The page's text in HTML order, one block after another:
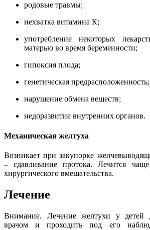
родовые травмы;
нехватка витамина К;
употребление некоторых
матерью во время беременности;
гипоксия плода;
генетическая предрасположенность;
нарушение обмена веществ;
недоразвитие внутренних органов.
Механическая желтуха
Возникает при закупорке
– сдавливание протока. Лечится
хирургического вмешательства.
Лечение
Внимание. Лечение желтухи у детей
врачом и проходить под его